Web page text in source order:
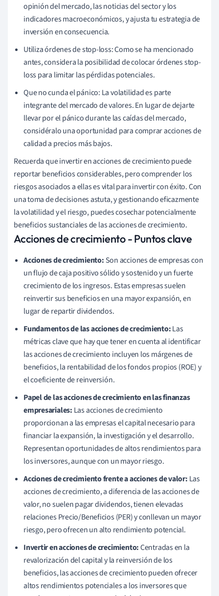
opinión del mercado, las noticias del sector y los
indicadores macroeconómicos, y ajusta tu estrategia de
inversión en consecuencia.
Utiliza órdenes de stop-loss: Como se ha mencionado
antes, considera la posibilidad de colocar órdenes stop-
loss para limitar las pérdidas potenciales.
Que no cunda el pánico: La volatilidad es parte
integrante del mercado de valores. En lugar de dejarte
llevar por el pánico durante las caídas del mercado,
considéralo una oportunidad para comprar acciones de
calidad a precios más bajos.
Recuerda que invertir en acciones de crecimiento puede
reportar beneficios considerables, pero comprender los
riesgos asociados a ellas es vital para invertir con éxito. Con
una toma de decisiones astuta, y gestionando eficazmente
la volatilidad y el riesgo, puedes cosechar potencialmente
beneficios sustanciales de las acciones de crecimiento.
Acciones de crecimiento - Puntos clave
Acciones de crecimiento: Son acciones de empresas con
un flujo de caja positivo sólido y sostenido y un fuerte
crecimiento de los ingresos. Estas empresas suelen
reinvertir sus beneficios en una mayor expansión, en
lugar de repartir dividendos.
Fundamentos de las acciones de crecimiento:Las
métricas clave que hay que tener en cuenta al identificar
las acciones de crecimiento incluyen los márgenes de
beneficios, la rentabilidad de los fondos propios (ROE) y
el coeficiente de reinversión.
Papel de las acciones de crecimiento en las finanzas
empresariales: Las acciones de crecimiento
proporcionan a las empresas el capital necesario para
financiar la expansión, la investigación y el desarrollo.
Representan oportunidades de altos rendimientos para
los inversores, aunque con un mayor riesgo.
Acciones de crecimiento frente a acciones de valor: Las
acciones de crecimiento, a diferencia de las acciones de
valor, no suelen pagar dividendos, tienen elevadas
relaciones Precio/Beneficios (PER) y conllevan un mayor
riesgo, pero ofrecen un alto rendimiento potencial.
Invertir en acciones de crecimiento:Centradas en la
revalorización del capital y la reinversión de los
beneficios, las acciones de crecimiento pueden ofrecer
altos rendimientos potenciales a los inversores que